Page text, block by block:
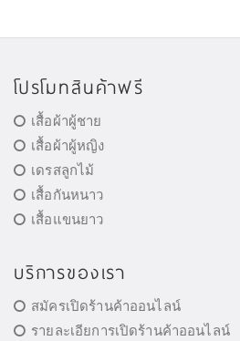
โปรโมทสินค้าฟรี
เสื้อผ้าผู้ชาย
เสื้อผ้าผู้หญิง
เดรสลูกไม้
เสื้อกันหนาว
เสื้อแขนยาว
บริการของเรา
สมัครเปิดร้านค้าออนไลน์
รายละเอียการเปิดร้านค้าออนไลน์